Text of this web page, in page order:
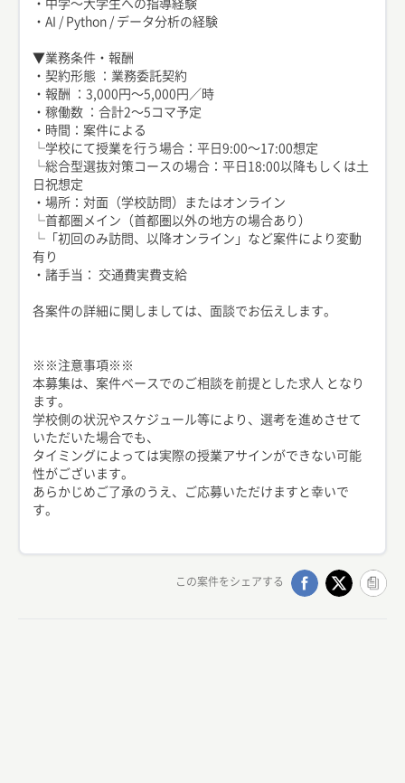
・中学〜大学生への指導経験
・AI / Python / データ分析の経験
▼業務条件・報酬
・契約形態 ：業務委託契約
・報酬 ：3,000円〜5,000円／時
・稼働数 ：合計2〜5コマ予定
・時間：案件による
└学校にて授業を行う場合：平日9:00〜17:00想定
└総合型選抜対策コースの場合：平日18:00以降もしくは土
日祝想定
・場所：対面（学校訪問）またはオンライン
└首都圏メイン（首都圏以外の地方の場合あり）
└「初回のみ訪問、以降オンライン」など案件により変動
有り
・諸手当： 交通費実費支給
各案件の詳細に関しましては、面談でお伝えします。
※※注意事項※※
本募集は、案件ベースでのご相談を前提とした求人 となり
ます。
学校側の状況やスケジュール等により、選考を進めさせて
いただいた場合でも、
タイミングによっては実際の授業アサインができない可能
性がございます。
あらかじめご了承のうえ、ご応募いただけますと幸いで
す。
この案件をシェアする